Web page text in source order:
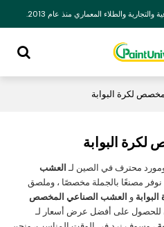
والطلاء المعماري منذ عام 2013.
لكرة البوابة
البوابة
محترف في الصين لـالعشب
نوفر مصنعًا بالجملة مخصصًا ، وملصق
و العشب الصناعي المخصص
للحصول على أفضل عرض أسعار لـ